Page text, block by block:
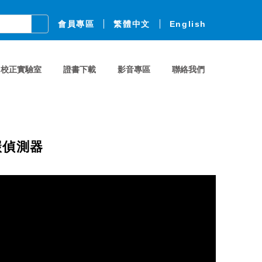
會員專區 繁體中文 English
校正實驗室 證書下載 影音專區 聯絡我們
測器